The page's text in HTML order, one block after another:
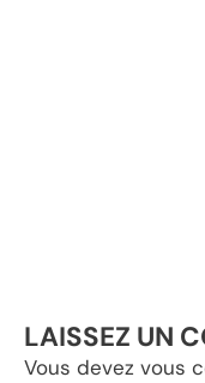
LAISSEZ UN
Vous devez vous